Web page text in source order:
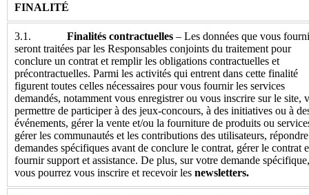
FINALITÉ
3.1. Finalités contractuelles – Les données que vous
seront traitées par les Responsables conjoints du traitement pour
conclure un contrat et remplir les obligations contractuelles et
précontractuelles. Parmi les activités qui entrent dans cette finalité
figurent toutes celles nécessaires pour vous fournir les services
demandés, notamment vous enregistrer ou vous inscrire sur le site,
permettre de participer à des jeux-concours, à des initiatives ou à
événements, gérer la vente et/ou la fourniture de produits ou
gérer les communautés et les contributions des utilisateurs,
demandes spécifiques avant de conclure le contrat, gérer le contrat
fournir support et assistance. De plus, sur votre demande spécifique,
vous pourrez vous inscrire et recevoir les newsletters.